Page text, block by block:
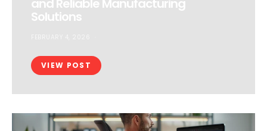
and Reliable Manufacturing
Solutions
VIEW POST